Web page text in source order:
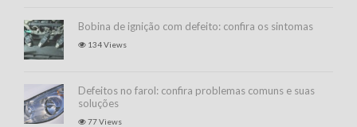
Bobina de ignição com defeito: confira os sintomas
134 Views
Defeitos no farol: confira problemas comuns e suas
soluções
77 Views